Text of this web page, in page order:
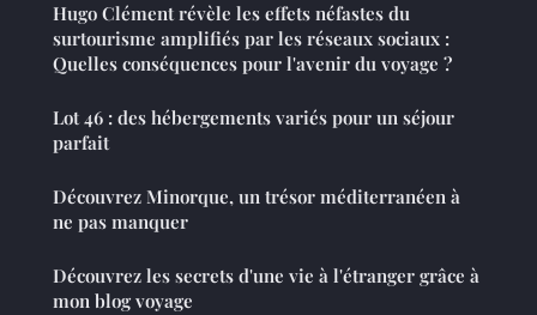
Hugo Clément révèle les effets néfastes du
surtourisme amplifiés par les réseaux sociaux :
Quelles conséquences pour l'avenir du voyage ?
Lot 46 : des hébergements variés pour un séjour
parfait
Découvrez Minorque, un trésor méditerranéen à
ne pas manquer
Découvrez les secrets d'une vie à l'étranger grâce à
mon blog voyage